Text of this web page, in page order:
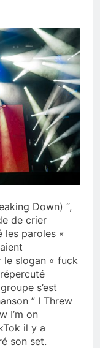
Down) “,
de crier
les paroles «
le slogan « fuck
s’est
” I Threw
I’m on
il y a
son set.